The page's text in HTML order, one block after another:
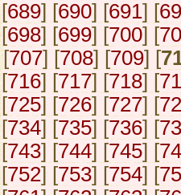
[689] [690] [691] [
[698] [699] [700] [
[707] [708] [709] [
[716] [717] [718] [
[725] [726] [727] [
[734] [735] [736] [
[743] [744] [745] [
[752] [753] [754] [